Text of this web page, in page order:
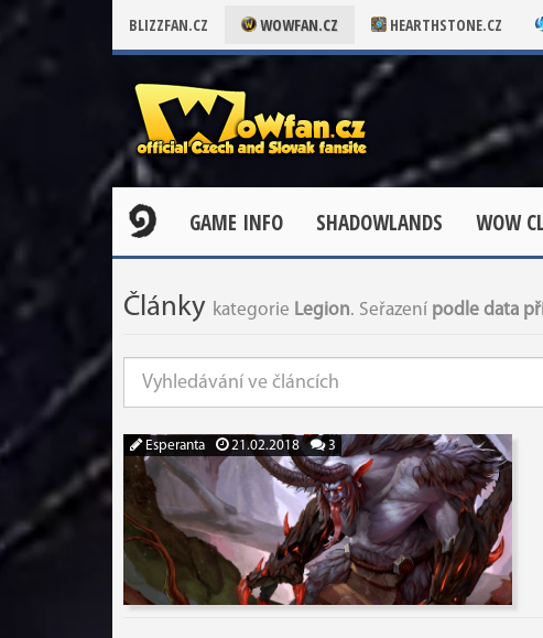
BLIZZFAN.CZ WOWFAN.CZ HEARTHSTONE.CZ
GAME INFO SHADOWLANDS WOW
Články kategorie Legion. Seřazení podle data
Esperanta 21.02.2018 3